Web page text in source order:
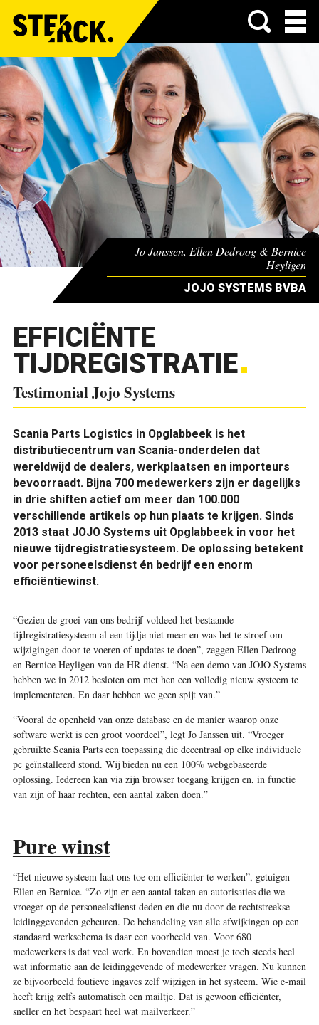
Menu
Jo Janssen, Ellen Dedroog & Bernice
Heyligen
JOJO SYSTEMS BVBA
EFFICIËNTE
TIJDREGISTRATIE
Testimonial Jojo Systems
Scania Parts Logistics in Opglabbeek is het
distributiecentrum van Scania-onderdelen dat
wereldwijd de dealers, werkplaatsen en importeurs
bevoorraadt. Bijna 700 medewerkers zijn er dagelijks
in drie shiften actief om meer dan 100.000
verschillende artikels op hun plaats te krijgen. Sinds
2013 staat JOJO Systems uit Opglabbeek in voor het
nieuwe tijdregistratiesysteem. De oplossing betekent
voor personeelsdienst én bedrijf een enorm
efficiëntiewinst.
“Gezien de groei van ons bedrijf voldeed het bestaande
tijdregistratiesysteem al een tijdje niet meer en was het te stroef om
wijzigingen door te voeren of updates te doen”, zeggen Ellen Dedroog
en Bernice Heyligen van de HR-dienst. “Na een demo van JOJO Systems
hebben we in 2012 besloten om met hen een volledig nieuw systeem te
implementeren. En daar hebben we geen spijt van.”
“Vooral de openheid van onze database en de manier waarop onze
software werkt is een groot voordeel”, legt Jo Janssen uit. “Vroeger
gebruikte Scania Parts een toepassing die decentraal op elke individuele
pc geïnstalleerd stond. Wij bieden nu een 100% webgebaseerde
oplossing. Iedereen kan via zijn browser toegang krijgen en, in functie
van zijn of haar rechten, een aantal zaken doen.”
Pure winst
“Het nieuwe systeem laat ons toe om efficiënter te werken”, getuigen
Ellen en Bernice. “Zo zijn er een aantal taken en autorisaties die we
vroeger op de personeelsdienst deden en die nu door de rechtstreekse
leidinggevenden gebeuren. De behandeling van alle afwijkingen op een
standaard werkschema is daar een voorbeeld van. Voor 680
medewerkers is dat veel werk. En bovendien moest je toch steeds heel
wat informatie aan de leidinggevende of medewerker vragen. Nu kunnen
ze bijvoorbeeld foutieve ingaves zelf wijzigen in het systeem. Wie e-mail
heeft krijg zelfs automatisch een mailtje. Dat is gewoon efficiënter,
sneller en het bespaart heel wat mailverkeer.”